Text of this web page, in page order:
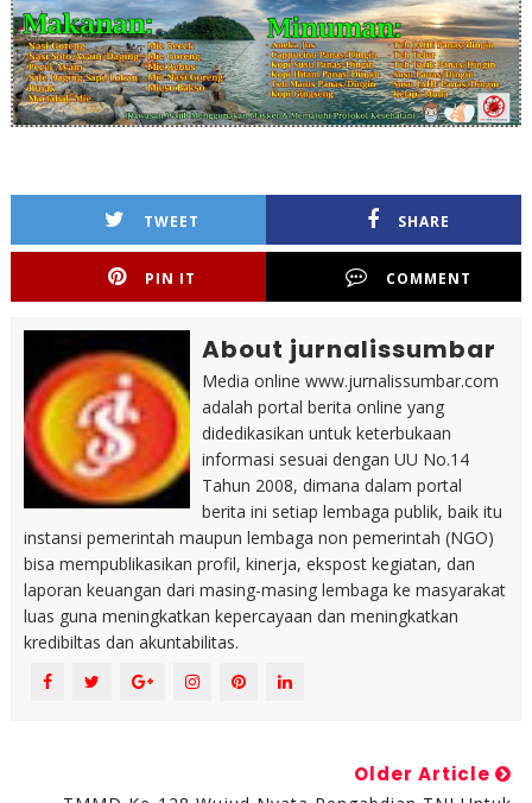
TWEET SHARE
PIN IT COMMENT
About jurnalissumbar
Media online www.jurnalissumbar.com
adalah portal berita online yang
didedikasikan untuk keterbukaan
informasi sesuai dengan UU No.14
Tahun 2008, dimana dalam portal
berita ini setiap lembaga publik, baik itu
instansi pemerintah maupun lembaga non pemerintah (NGO)
bisa mempublikasikan profil, kinerja, ekspost kegiatan, dan
laporan keuangan dari masing-masing lembaga ke masyarakat
luas guna meningkatkan kepercayaan dan meningkatkan
kredibiltas dan akuntabilitas.
Older Article